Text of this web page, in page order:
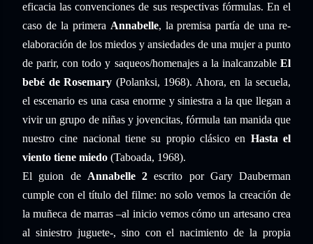
eficacia las convenciones de sus respectivas fórmulas. En el
caso de la primera Annabelle, la premisa partía de una re-
elaboración de los miedos y ansiedades de una mujer a punto
de parir, con todo y saqueos/homenajes a la inalcanzable El
bebé de Rosemary (Polanksi, 1968). Ahora, en la secuela,
el escenario es una casa enorme y siniestra a la que llegan a
vivir un grupo de niñas y jovencitas, fórmula tan manida que
nuestro cine nacional tiene su propio clásico en Hasta el
viento tiene miedo (Taboada, 1968).
El guion de Annabelle 2 escrito por Gary Dauberman
cumple con el título del filme: no solo vemos la creación de
la muñeca de marras –al inicio vemos cómo un artesano crea
al siniestro juguete-, sino con el nacimiento de la propia